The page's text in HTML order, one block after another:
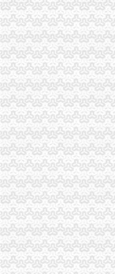
梁平局“三进村”渝中
大足局重庆公司注册
南岸局渝中区代办营
沙坪坝局双巷子工商
渝中局“五个加”渝中
王元楷局渝中区办执
合川局渝中区开公司
荣昌局渝中区公司注
城口局五举措确保节
市局局长、渝中区办
巴南局渝中区工商登
万州局渝中区公司注
沙坪坝局双巷子工商
荣昌局大力规范西部
南岸局六到位加“五.
大足县委副书记陈中